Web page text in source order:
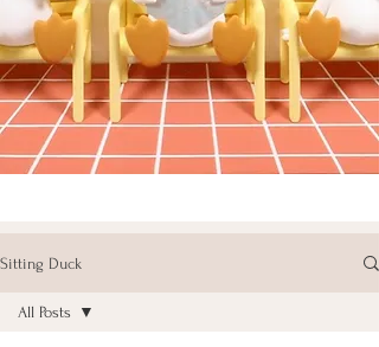
Sitting Duck
All Posts